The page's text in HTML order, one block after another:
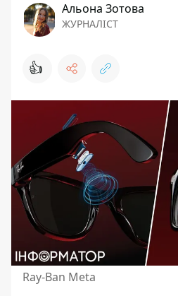
Альона Зотова
ЖУРНАЛІСТ
👍
Ray-Ban Meta